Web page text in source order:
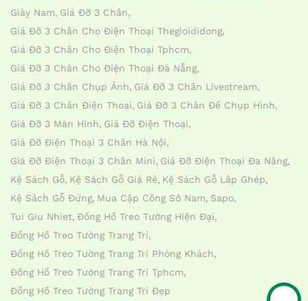
Giày Nam Giá Đỡ 3 Chân
Giá Đỡ 3 Chân Cho Điện Thoại Thegioididong
Giá Đỡ 3 Chân Cho Điện Thoại Tphcm
Giá Đỡ 3 Chân Cho Điện Thoại Đà Nẵng
Giá Đỡ 3 Chân Chụp Ảnh Giá Đỡ 3 Chân Livestream
Giá Đỡ 3 Chân Điện Thoại Giá Đỡ 3 Chân Đế Chụp Hình
Giá Đỡ 3 Màn Hình Giá Đỡ Điện Thoại
Giá Đỡ Điện Thoại 3 Chân Hà Nội
Giá Đỡ Điện Thoại 3 Chân Mini Giá Đỡ Điện Thoại Đa Năng
Kệ Sách Gỗ Kệ Sách Gỗ Giá Rẻ Kệ Sách Gỗ Lắp Ghép
Kệ Sách Gỗ Đứng Mua Cặp Công Sở Nam Sapo
Tui Giu Nhiet Đồng Hồ Treo Tường Hiện Đại
Đồng Hồ Treo Tường Trang Trí
Đồng Hồ Treo Tường Trang Trí Phòng Khách
Đồng Hồ Treo Tường Trang Trí Tphcm
Đồng Hồ Treo Tường Trang Trí Đẹp